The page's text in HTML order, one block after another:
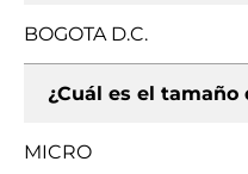
BOGOTA D.C.
¿Cuál es el tamaño
MICRO